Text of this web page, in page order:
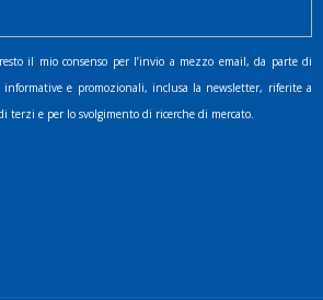
il mio consenso per l’invio a mezzo email, da parte di
e promozionali, inclusa la newsletter, riferite a
terzi e per lo svolgimento di ricerche di mercato.